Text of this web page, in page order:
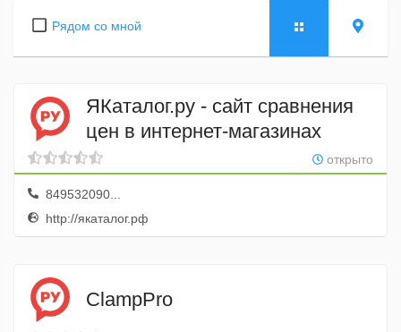
Рядом со мной
ЯКаталог.ру - сайт сравнения
цен в интернет-магазинах
открыто
849532090...
http://якаталог.рф
ClampPro